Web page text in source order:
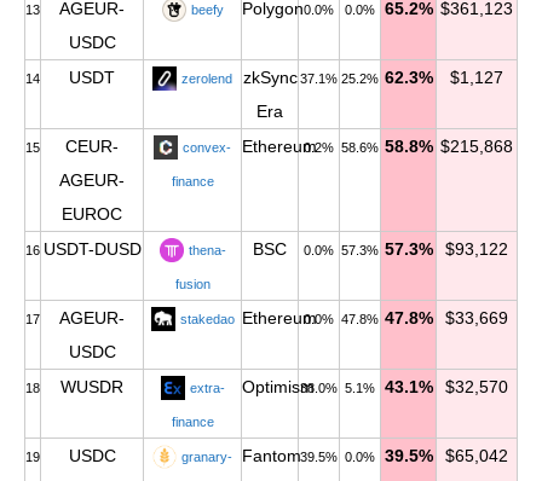
13
AGEUR-
USDC
beefy Polygon0.0% 0.0% 65.2% $361,123
14 USDT zerolend
zkSync
Era
37.1% 25.2% 62.3% $1,127
15
CEUR-
AGEUR-
EUROC
convex-
finance
Ethereum0.2% 58.6% 58.8% $215,868
16 USDT-DUSD thena-
fusion
BSC 0.0% 57.3% 57.3% $93,122
17
AGEUR-
USDC
stakedao Ethereum0.0% 47.8% 47.8% $33,669
18 WUSDR extra-
finance
Optimism38.0% 5.1% 43.1% $32,570
19 USDC granary- Fantom39.5% 0.0% 39.5% $65,042